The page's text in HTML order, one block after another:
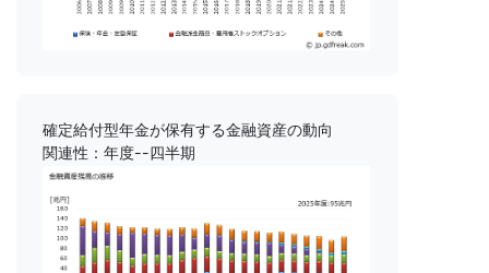
確定給付型年金が保有する金融資産の動向
関連性：年度--四半期